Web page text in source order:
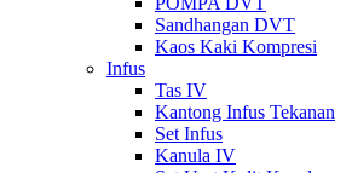
Sandhangan DVT
Kaos Kaki Kompresi
Infus
Tas IV
Kantong Infus Tekanan
Set Infus
Kanula IV